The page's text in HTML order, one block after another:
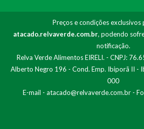
Preços e condições exclusivos
atacado.relvaverde.com.br, podendo
notificação.
Relva Verde Alimentos EIRELI. - CNPJ:
Alberto Negro 196 - Cond. Emp. Ibiporã II -
000
E-mail - atacado@relvaverde.com.br-